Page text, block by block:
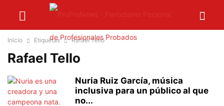
Inicio Etiquetas Rafael Tello
Rafael Tello
Nuria Ruiz García, música
inclusiva para un público al que
no...